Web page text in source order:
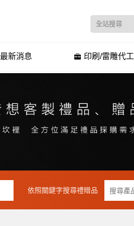
最新消息 印刷/雷雕代工
依照關鍵字搜尋禮贈品